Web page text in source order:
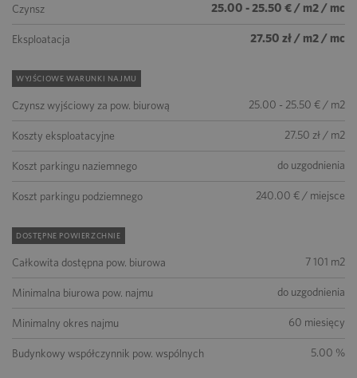
Czynsz 25.00 - 25.50 € / m2 / mc
Eksploatacja 27.50 zł / m2 / mc
WYJŚCIOWE WARUNKI NAJMU
Czynsz wyjściowy za pow. biurową 25.00 - 25.50 € / m2
Koszty eksploatacyjne 27.50 zł / m2
Koszt parkingu naziemnego do uzgodnienia
Koszt parkingu podziemnego 240.00 € / miejsce
DOSTĘPNE POWIERZCHNIE
Całkowita dostępna pow. biurowa 7 101 m2
Minimalna biurowa pow. najmu do uzgodnienia
Minimalny okres najmu 60 miesięcy
Budynkowy współczynnik pow. wspólnych 5.00 %